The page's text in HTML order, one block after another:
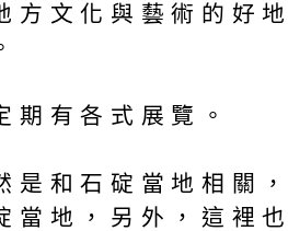
方文化與藝術的好
期有各式展覽。
是和石碇當地相關
當地，另外，這裡